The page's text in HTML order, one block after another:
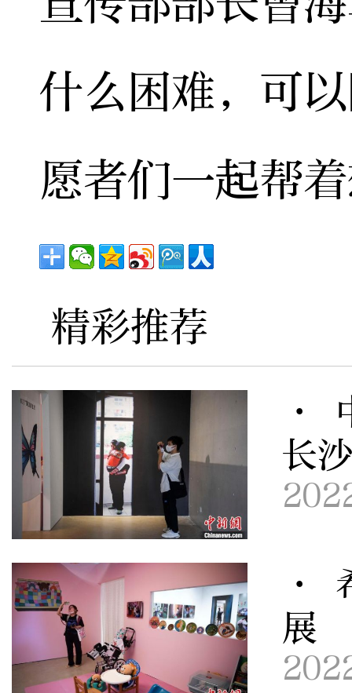
什么困难，可
愿者们一起帮
精彩推荐
·
长
·
展